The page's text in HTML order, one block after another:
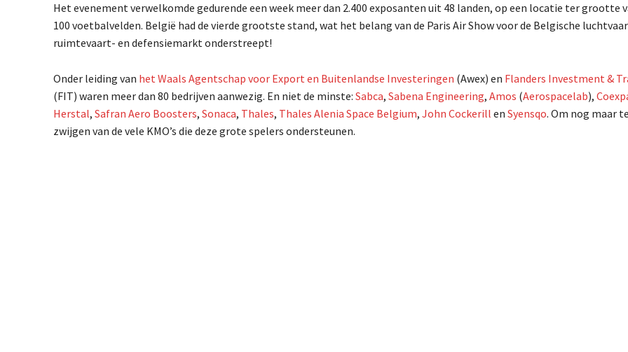
Het evenement verwelkomde gedurende een week meer dan 2.400 exposanten uit 48 landen, op een locatie ter grootte
100 voetbalvelden. België had de vierde grootste stand, wat het belang van de Paris Air Show voor de Belgische
ruimtevaart- en defensiemarkt onderstreept!
Onder leiding van het Waals Agentschap voor Export en Buitenlandse Investeringen (Awex) en Flanders Investment &
(FIT) waren meer dan 80 bedrijven aanwezig. En niet de minste: Sabca, Sabena Engineering, Amos (Aerospacelab),
Herstal, Safran Aero Boosters, Sonaca, Thales, Thales Alenia Space Belgium, John Cockerill en Syensqo. Om nog maar te
zwijgen van de vele KMO’s die deze grote spelers ondersteunen.